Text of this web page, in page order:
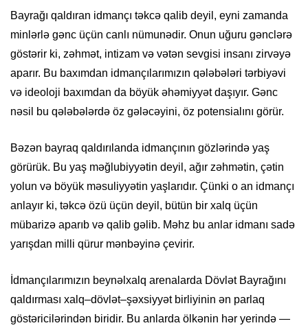
Bayrağı qaldıran idmançı təkcə qalib deyil, eyni zamanda
minlərlə gənc üçün canlı nümunədir. Onun uğuru gənclərə
göstərir ki, zəhmət, intizam və vətən sevgisi insanı zirvəyə
aparır. Bu baxımdan idmançılarımızın qələbələri tərbiyəvi
və ideoloji baxımdan da böyük əhəmiyyət daşıyır. Gənc
nəsil bu qələbələrdə öz gələcəyini, öz potensialını görür.
Bəzən bayraq qaldırılanda idmançının gözlərində yaş
görürük. Bu yaş məğlubiyyətin deyil, ağır zəhmətin, çətin
yolun və böyük məsuliyyətin yaşlarıdır. Çünki o an idmançı
anlayır ki, təkcə özü üçün deyil, bütün bir xalq üçün
mübarizə aparıb və qalib gəlib. Məhz bu anlar idmanı sadə
yarışdan milli qürur mənbəyinə çevirir.
İdmançılarımızın beynəlxalq arenalarda Dövlət Bayrağını
qaldırması xalq–dövlət–şəxsiyyət birliyinin ən parlaq
göstəricilərindən biridir. Bu anlarda ölkənin hər yerində —